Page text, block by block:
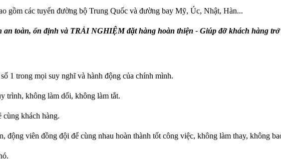
gồm các tuyến đường bộ Trung Quốc và đường bay Mỹ, Úc, Nhật, Hàn...
toàn, ổn định và TRẢI NGHIỆM đặt hàng hoàn thiện - Giúp đỡ khách hàng trở
1 trong mọi suy nghĩ và hành động của chính mình.
trình, không làm dối, không làm tắt.
cùng khách hàng.
động viên đồng đội để cùng nhau hoàn thành tốt công việc, không làm thay, không